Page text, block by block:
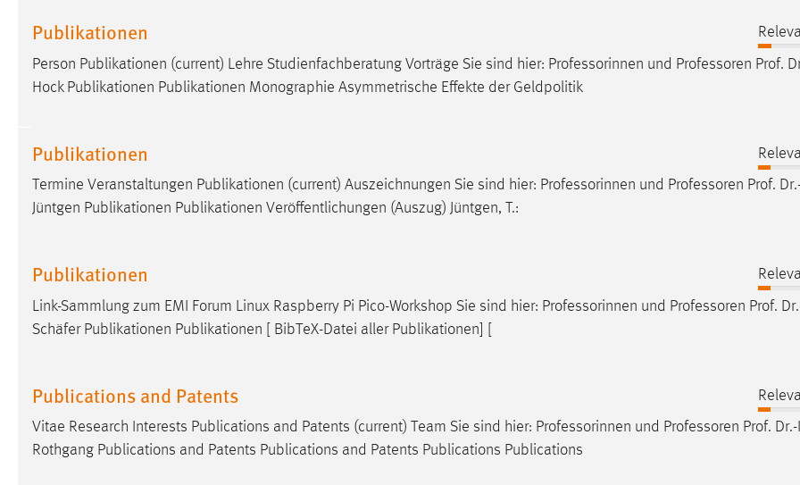
Publikationen
Person Publikationen (current) Lehre Studienfachberatung Vorträge Sie sind hier: Professorinnen und Professoren Prof.
Hock Publikationen Publikationen Monographie Asymmetrische Effekte der Geldpolitik
Publikationen
Termine Veranstaltungen Publikationen (current) Auszeichnungen Sie sind hier: Professorinnen und Professoren Prof.
Jüntgen Publikationen Publikationen Veröffentlichungen (Auszug) Jüntgen, T.:
Publikationen
Link-Sammlung zum EMI Forum Linux Raspberry Pi Pico-Workshop Sie sind hier: Professorinnen und Professoren Prof.
Schäfer Publikationen Publikationen [ BibTeX-Datei aller Publikationen] [
Publications and Patents
Vitae Research Interests Publications and Patents (current) Team Sie sind hier: Professorinnen und Professoren Prof.
Rothgang Publications and Patents Publications and Patents Publications Publications
Sprachpräferenz
Cookie Laufzeit: 30 Tage
Name:
5e9dbeb1811c0446
Cookie Laufzeit:
MibewSessionID, mibew-chat-frame-
style-5e9dbeb1811c0446 =
Jahre, MIBEW_UserID = 1 Jahr